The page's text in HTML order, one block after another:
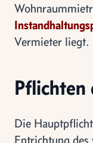
Vermieter liegt.
Pflichten
Die
Entrichtung des